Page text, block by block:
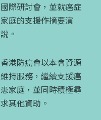
國際研討會，並就癌症
家庭的支援作摘要演
說。
香港防癌會以本會資源
維持服務，繼續支援癌
患家庭，並同時積極尋
求其他資助。